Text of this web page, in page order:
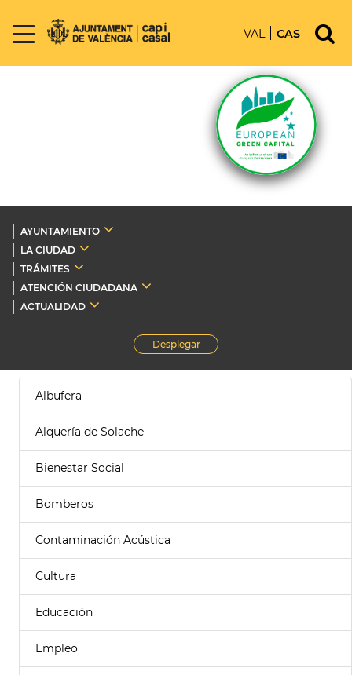
VAL CAS
AYUNTAMIENTO
LA CIUDAD
TRÁMITES
ATENCIÓN CIUDADANA
ACTUALIDAD
Desplegar
Albufera
Alquería de Solache
Bienestar Social
Bomberos
Contaminación Acústica
Cultura
Educación
Empleo